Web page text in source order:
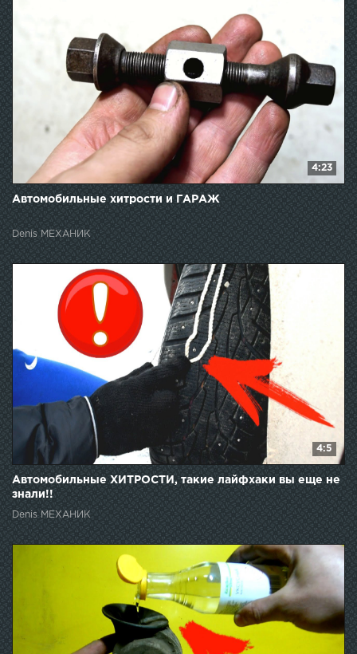
4:23
Автомобильные хитрости и ГАРАЖ
Denis МЕХАНИК
4:5
Автомобильные ХИТРОСТИ, такие лайфхаки вы еще не
знали!!
Denis МЕХАНИК